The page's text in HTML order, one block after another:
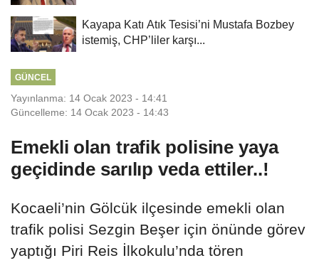
Kayapa Katı Atık Tesisi’ni Mustafa Bozbey
istemiş, CHP’liler karşı...
GÜNCEL
Yayınlanma: 14 Ocak 2023 - 14:41
Güncelleme: 14 Ocak 2023 - 14:43
Emekli olan trafik polisine yaya
geçidinde sarılıp veda ettiler..!
Kocaeli’nin Gölcük ilçesinde emekli olan
trafik polisi Sezgin Beşer için önünde görev
yaptığı Piri Reis İlkokulu’nda tören